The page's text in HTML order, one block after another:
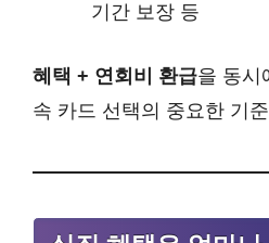
기간 보장 등
혜택 + 연회비 환급을 동시
속 카드 선택의 중요한 기